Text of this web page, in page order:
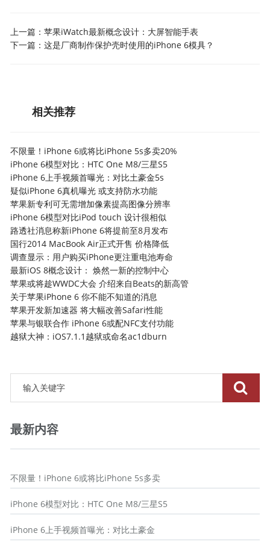
上一篇：苹果iWatch最新概念设计：大屏智能手表
下一篇：这是厂商制作保护壳时使用的iPhone 6模具？
相关推荐
不限量！iPhone 6或将比iPhone 5s多卖20%
iPhone 6模型对比：HTC One M8/三星S5
iPhone 6上手视频首曝光：对比土豪金5s
疑似iPhone 6真机曝光 或支持防水功能
苹果新专利可无需增加像素提高图像分辨率
iPhone 6模型对比iPod touch 设计很相似
路透社消息称新iPhone 6将提前至8月发布
国行2014 MacBook Air正式开售 价格降低
调查显示：用户购买iPhone更注重电池寿命
最新iOS 8概念设计： 焕然一新的控制中心
苹果或将趁WWDC大会 介绍来自Beats的新高管
关于苹果iPhone 6 你不能不知道的消息
苹果开发新加速器 将大幅改善Safari性能
苹果与银联合作 iPhone 6或配NFC支付功能
越狱大神：iOS7.1.1越狱或命名ac1dburn
最新内容
不限量！iPhone 6或将比iPhone 5s多卖
iPhone 6模型对比：HTC One M8/三星S5
iPhone 6上手视频首曝光：对比土豪金